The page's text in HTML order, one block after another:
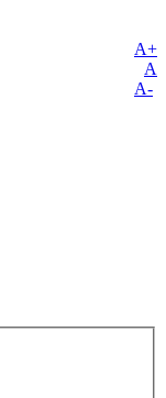
A+
A
A-